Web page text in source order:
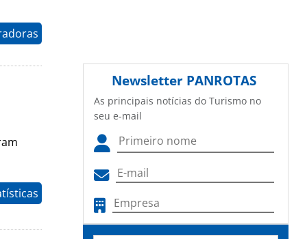
Newsletter PANROTAS
As principais notícias do Turismo no
seu e-mail